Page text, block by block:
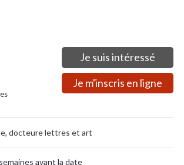
Je suis intéressé
Je m'inscris en ligne
docteure lettres et art
avant la date